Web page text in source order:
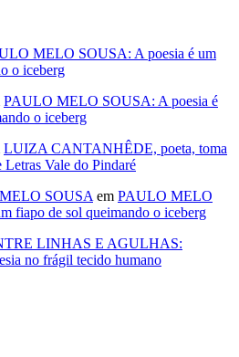
MELO SOUSA: A poesia é um
o iceberg
PAULO MELO SOUSA: A poesia é
o iceberg
LUIZA CANTANHÊDE, poeta, toma
Letras Vale do Pindaré
SOUSA em PAULO MELO
fiapo de sol queimando o iceberg
LINHAS E AGULHAS:
no frágil tecido humano